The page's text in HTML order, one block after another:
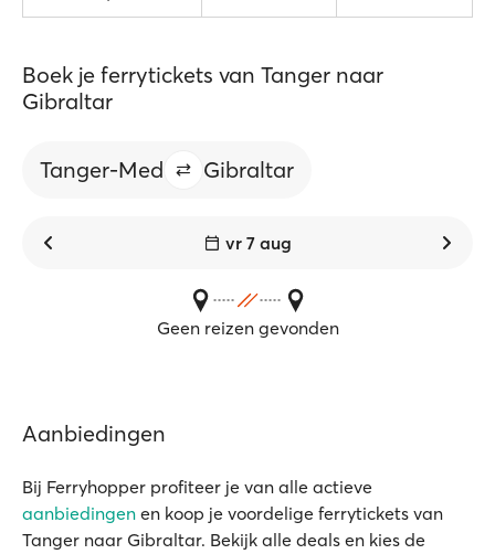
Boek je ferrytickets van Tanger naar
Gibraltar
Tanger-Med Gibraltar
vr 7 aug
Geen reizen gevonden
Aanbiedingen
Bij Ferryhopper profiteer je van alle actieve
aanbiedingen en koop je voordelige ferrytickets van
Tanger naar Gibraltar. Bekijk alle deals en kies de